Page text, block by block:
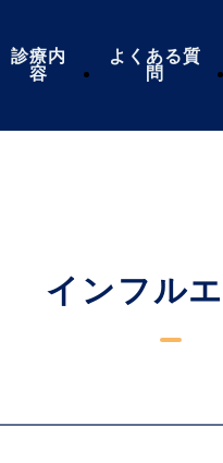
診療内
容
よくある質
問
インフル